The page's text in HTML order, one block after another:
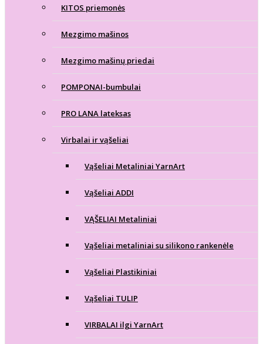
KITOS priemonės
Mezgimo mašinos
Mezgimo mašinų priedai
POMPONAI-bumbulai
PRO LANA lateksas
Virbalai ir vąšeliai
Vąšeliai Metaliniai YarnArt
Vąšeliai ADDI
VĄŠELIAI Metaliniai
Vąšeliai metaliniai su silikono rankenėle
Vąšeliai Plastikiniai
Vąšeliai TULIP
VIRBALAI ilgi YarnArt